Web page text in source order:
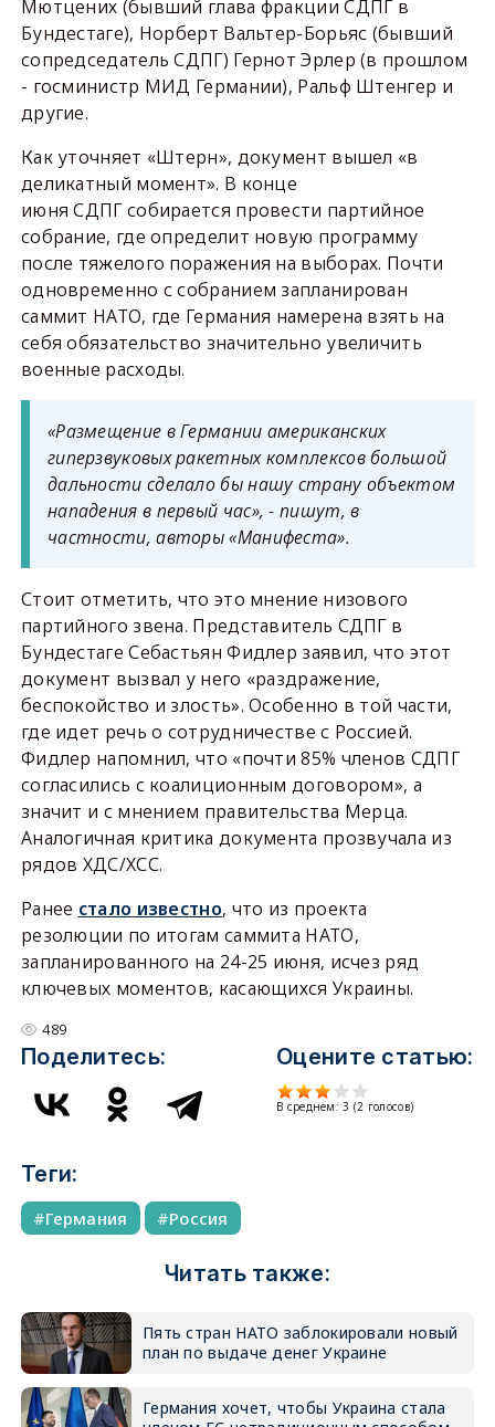
Мютцених (бывший глава фракции СДПГ в
Бундестаге), Норберт Вальтер-Борьяс (бывший
сопредседатель СДПГ) Гернот Эрлер (в прошлом
- госминистр МИД Германии), Ральф Штенгер и
другие.
Как уточняет «Штерн», документ вышел «в
деликатный момент». В конце
июня СДПГ собирается провести партийное
собрание, где определит новую программу
после тяжелого поражения на выборах. Почти
одновременно с собранием запланирован
саммит НАТО, где Германия намерена взять на
себя обязательство значительно увеличить
военные расходы.
«Размещение в Германии американских
гиперзвуковых ракетных комплексов большой
дальности сделало бы нашу страну объектом
нападения в первый час», - пишут, в
частности, авторы «Манифеста».
Стоит отметить, что это мнение низового
партийного звена. Представитель СДПГ в
Бундестаге Себастьян Фидлер заявил, что этот
документ вызвал у него «раздражение,
беспокойство и злость». Особенно в той части,
где идет речь о сотрудничестве с Россией.
Фидлер напомнил, что «почти 85% членов СДПГ
согласились с коалиционным договором», а
значит и с мнением правительства Мерца.
Аналогичная критика документа прозвучала из
рядов ХДС/ХСС.
Ранее стало известно, что из проекта
резолюции по итогам саммита НАТО,
запланированного на 24-25 июня, исчез ряд
ключевых моментов, касающихся Украины.
489
Поделитесь: Оцените статью:
В среднем:3 (2 голосов)
Теги:
Германия Россия
Читать также:
Пять стран НАТО заблокировали новый
план по выдаче денег Украине
Германия хочет, чтобы Украина стала